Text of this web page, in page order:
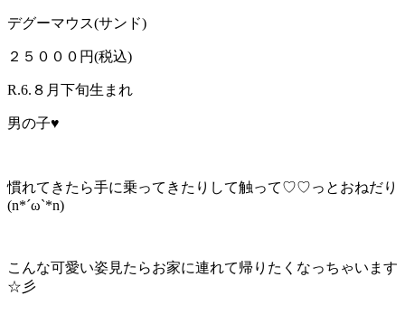
デグーマウス(サンド)
２５０００円(税込)
R.6.８月下旬生まれ
男の子♥
慣れてきたら手に乗ってきたりして触って♡♡っとおねだり
(n*´ω`*n)
こんな可愛い姿見たらお家に連れて帰りたくなっちゃいます
☆彡